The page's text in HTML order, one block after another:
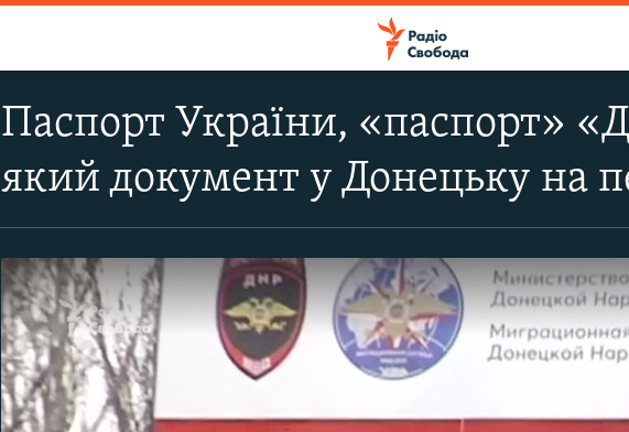
Паспорт України, «паспорт»
який документ у Донецьку на